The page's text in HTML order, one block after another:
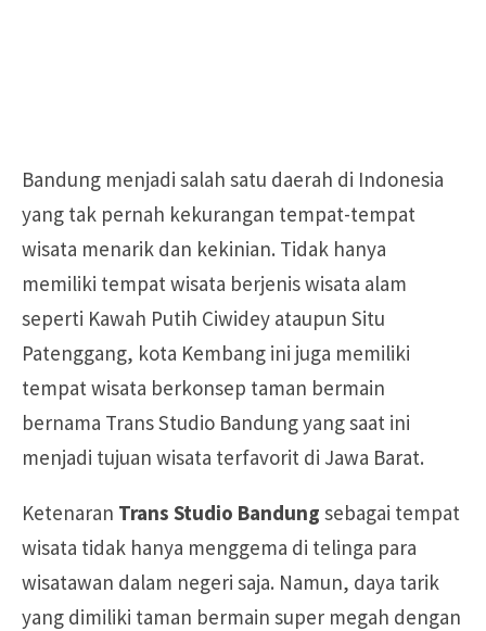
Bandung menjadi salah satu daerah di Indonesia
yang tak pernah kekurangan tempat-tempat
wisata menarik dan kekinian. Tidak hanya
memiliki tempat wisata berjenis wisata alam
seperti Kawah Putih Ciwidey ataupun Situ
Patenggang, kota Kembang ini juga memiliki
tempat wisata berkonsep taman bermain
bernama Trans Studio Bandung yang saat ini
menjadi tujuan wisata terfavorit di Jawa Barat.
Ketenaran Trans Studio Bandung sebagai tempat
wisata tidak hanya menggema di telinga para
wisatawan dalam negeri saja. Namun, daya tarik
yang dimiliki taman bermain super megah dengan